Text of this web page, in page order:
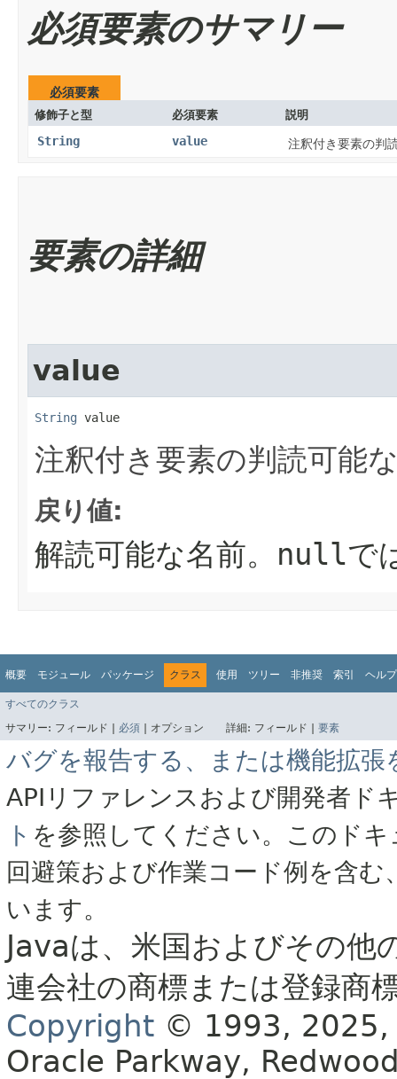
必須要素のサマリー
必須要素
修飾子と型 必須要素 説明
String value 注釈付き要素の判
要素の詳細
value
String value
注釈付き要素の判読可能
戻り値:
解読可能な名前。 nullで
概要 モジュール パッケージ クラス 使用 ツリー 非推奨 索引 ヘルプ
すべてのクラス
サマリー: フィールド | 必須 オプション 詳細: フィールド | 要素
バグを報告する、または機能拡張
APIリファレンスおよび開発者ド
ト を参照してください。このド
回避策および作業コード例を含
います。
Javaは、米国およびその
連会社の商標または登録商
Copyright © 1993, 2025,
Oracle Parkway,